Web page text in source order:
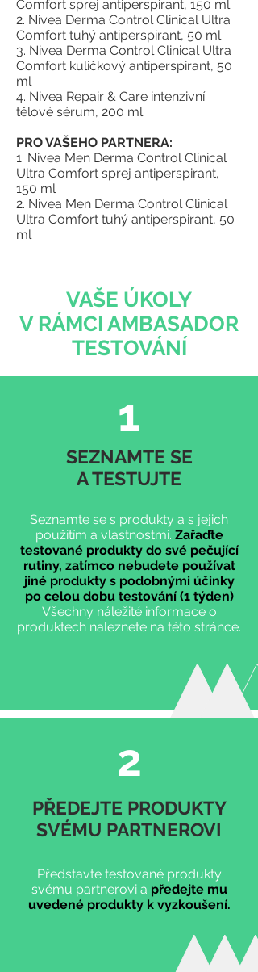
Comfort sprej antiperspirant, 150 ml
2. Nivea Derma Control Clinical Ultra
Comfort tuhý antiperspirant, 50 ml
3. Nivea Derma Control Clinical Ultra
Comfort kuličkový antiperspirant, 50
ml
4. Nivea Repair & Care intenzivní
tělové sérum, 200 ml
PRO VAŠEHO PARTNERA:
1. Nivea Men Derma Control Clinical
Ultra Comfort sprej antiperspirant,
150 ml
2. Nivea Men Derma Control Clinical
Ultra Comfort tuhý antiperspirant, 50
ml
VAŠE ÚKOLY
V RÁMCI AMBASADOR
TESTOVÁNÍ
1
SEZNAMTE SE
A TESTUJTE
Seznamte se s produkty a s jejich
použitím a vlastnostmi. Zařaďte
testované produkty do své pečující
rutiny, zatímco nebudete používat
jiné produkty s podobnými účinky
po celou dobu testování (1 týden).
Všechny náležité informace o
produktech naleznete na této stránce.
2
PŘEDEJTE PRODUKTY
SVÉMU PARTNEROVI
Představte testované produkty
svému partnerovi a předejte mu
uvedené produkty k vyzkoušení.